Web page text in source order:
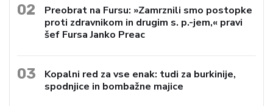
02
Preobrat na Fursu: »Zamrznili smo postopke
proti zdravnikom in drugim s. p.-jem,« pravi
šef Fursa Janko Preac
03
Kopalni red za vse enak: tudi za burkinije,
spodnjice in bombažne majice